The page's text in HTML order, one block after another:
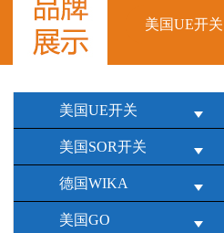
美国UE开关
美国UE开关
美国UE开关
美国SOR开关
德国WIKA
美国GO